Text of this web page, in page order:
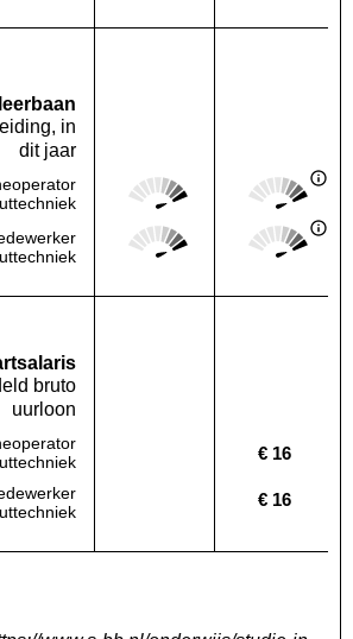
in
dit jaar
Deze regio:
Score: 5 van 5
Landelijk
Score: 5 van
Deze regio:
Score: 5 van 5
Landelijk
Score: 5 van
bruto
uurloon
Geen waarde bekendLandelijk
€ 16
Geen waarde bekendLandelijk
€ 16